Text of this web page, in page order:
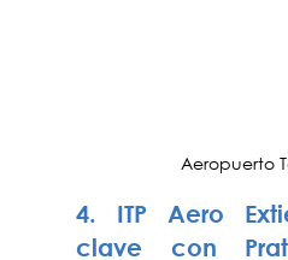
Aeropuerto
4. ITP Aero
clave con